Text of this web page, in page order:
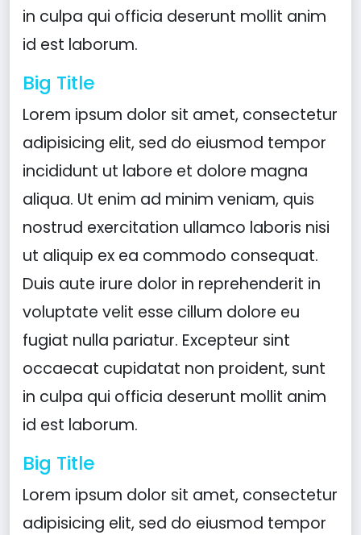
in culpa qui officia deserunt mollit anim
id est laborum.
Big Title
Lorem ipsum dolor sit amet, consectetur
adipisicing elit, sed do eiusmod tempor
incididunt ut labore et dolore magna
aliqua. Ut enim ad minim veniam, quis
nostrud exercitation ullamco laboris nisi
ut aliquip ex ea commodo consequat.
Duis aute irure dolor in reprehenderit in
voluptate velit esse cillum dolore eu
fugiat nulla pariatur. Excepteur sint
occaecat cupidatat non proident, sunt
in culpa qui officia deserunt mollit anim
id est laborum.
Big Title
Lorem ipsum dolor sit amet, consectetur
adipisicing elit, sed do eiusmod tempor